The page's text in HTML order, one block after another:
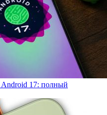
17: полный